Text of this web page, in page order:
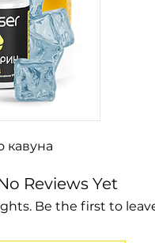
кавуна
Reviews Yet
Be the first to